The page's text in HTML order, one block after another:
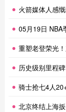
火箭媒体人感慨
05月19日 NBA
重塑老登荣光
历史级别里程碑！
骑士抢七4人20+大胜
北京终结上海扳